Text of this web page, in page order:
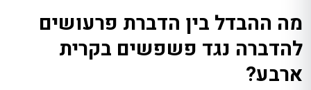
מה ההבדל בין הדברת פרעושים
להדברה נגד פשפשים בקרית
ארבע?